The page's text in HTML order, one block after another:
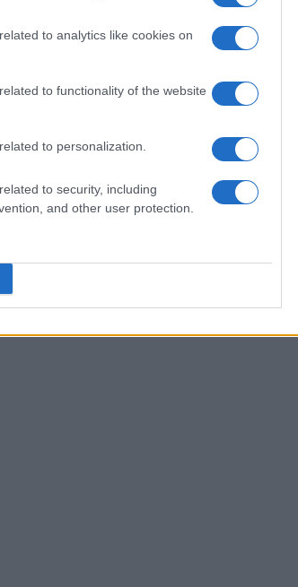
to analytics like cookies on
to functionality of the website
to personalization.
to security, including
and other user protection.
I dati preliminari
tangibili,
nella cura del
campo?
del settore. Gli
questo nanodisco,
tessuti sani.
la sicurezza del
cosa ne pensi? È